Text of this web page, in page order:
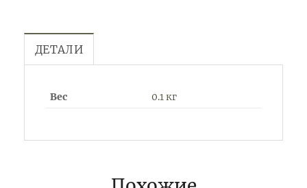
ДЕТАЛИ
Вес 0.1 кг